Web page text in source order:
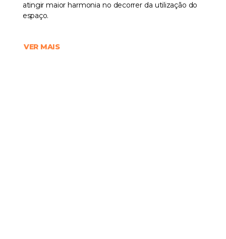
atingir maior harmonia no decorrer da utilização do
espaço.
VER MAIS